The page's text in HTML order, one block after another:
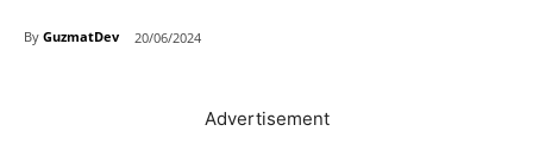
By GuzmatDev 20/06/2024
Advertisement